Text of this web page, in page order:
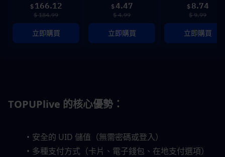
$ 166.12
$ 184.99
立即購買
$4.47
$ 4.99
立即購買
$ 8.74
$ 9.99
立即購買
TOPUPlive 的核心優勢：
安全的 UID 儲值（無需密碼或登入）
多種支付方式（卡片、電子錢包、在地支付選項）